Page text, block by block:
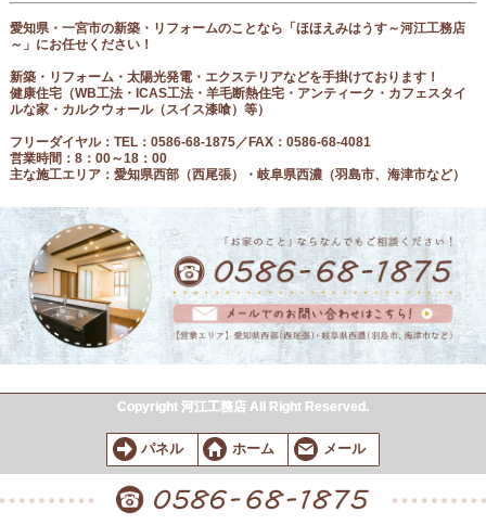
愛知県・一宮市の新築・リフォームのことなら「ほほえみはうす～河江工務店
～」にお任せください！
新築・リフォーム・太陽光発電・エクステリアなどを手掛けております！
健康住宅（WB工法・ICAS工法・羊毛断熱住宅・アンティーク・カフェスタイ
ルな家・カルクウォール（スイス漆喰）等）
フリーダイヤル： TEL：0586-68-1875／FAX：0586-68-4081
営業時間：8：00～18：00
主な施工エリア：愛知県西部（西尾張）・岐阜県西濃（羽島市、海津市など）
Copyright 河江工務店 All Right Reserved.
パネル ホーム メール